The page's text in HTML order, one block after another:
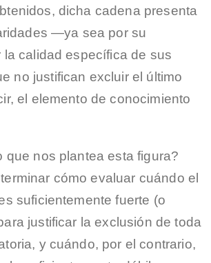
dicha cadena presenta
—ya sea por su
la calidad específica de sus
no justifican excluir el último
el elemento de conocimiento
que nos plantea esta figura?
cómo evaluar cuándo el
suficientemente fuerte (o
justificar la exclusión de toda
y cuándo, por el contrario,